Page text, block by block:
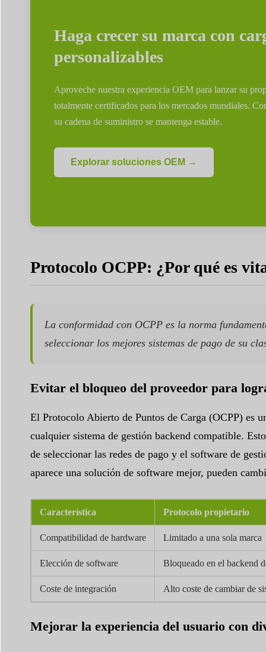
Haga crecer su marca con
personalizables
Aproveche nuestra experiencia OEM para lanzar su
totalmente certificados para los mercados mundiales.
su cadena de suministro se mantenga estable.
Explorar soluciones OEM →
Protocolo OCPP: ¿Por qué es
La conformidad con OCPP es la norma
seleccionar los mejores sistemas de pago de su
Evitar el bloqueo del proveedor para
El Protocolo Abierto de Puntos de Carga (OCPP) es
cualquier sistema de gestión backend compatible.
de seleccionar las redes de pago y el software de
aparece una solución de software mejor, pueden
Característica Protocolo propietario
Compatibilidad de hardware Limitado a una sola marca
Elección de software Bloqueado en el backend
Coste de integración Alto coste de cambiar de
Mejorar la experiencia del usuario con